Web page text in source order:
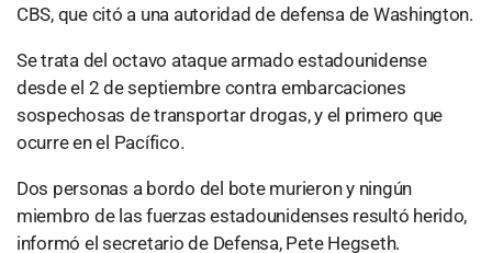
CBS, que citó a una autoridad de defensa de Washington.
Se trata del octavo ataque armado estadounidense
desde el 2 de septiembre contra embarcaciones
sospechosas de transportar drogas, y el primero que
ocurre en el Pacífico.
Dos personas a bordo del bote murieron y ningún
miembro de las fuerzas estadounidenses resultó herido,
informó el secretario de Defensa, Pete Hegseth.